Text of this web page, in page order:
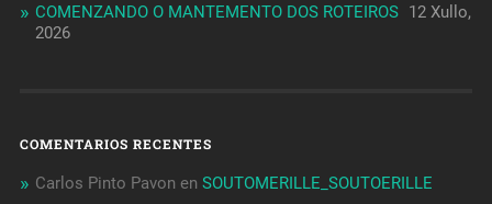
COMENZANDO O MANTEMENTO DOS ROTEIROS 12 Xullo,
2026
COMENTARIOS RECENTES
Carlos Pinto Pavon en SOUTOMERILLE_SOUTOERILLE